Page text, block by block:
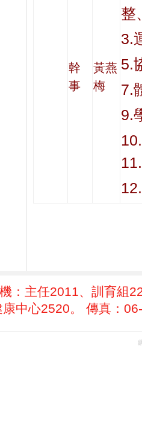
幹
事
黃燕
梅
整
3.
5.
7.
9.
：主任2011、訓育組
中心2520。 傳真：